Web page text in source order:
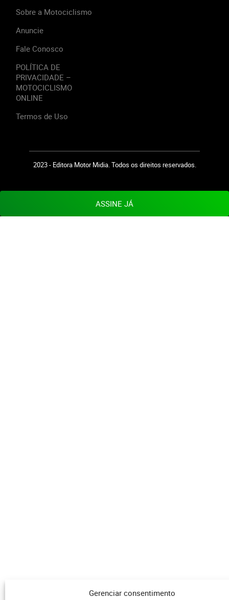
Gerenciar consentimento
Sobre a Motociclismo
Anuncie
Fale Conosco
POLÍTICA DE
PRIVACIDADE –
MOTOCICLISMO
ONLINE
Termos de Uso
2023 - Editora Motor Midia. Todos os direitos reservados.
ASSINE JÁ